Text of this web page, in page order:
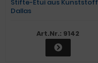
Stifte-Etui aus Kunststoff
Dallas
Art.Nr.: 9142